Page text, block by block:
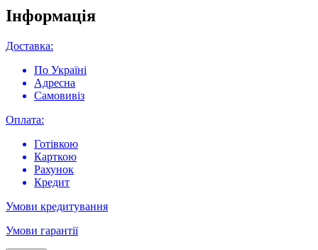
Інформація
Доставка:
По Україні
Адресна
Самовивіз
Оплата:
Готівкою
Карткою
Рахунок
Кредит
Умови кредитування
Умови гарантії